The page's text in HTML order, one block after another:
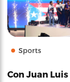
Sports
Con Juan